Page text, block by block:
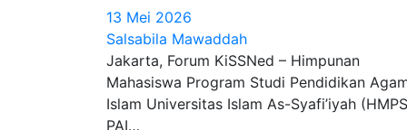
13 Mei 2026
Salsabila Mawaddah
Jakarta, Forum KiSSNed – Himpunan
Mahasiswa Program Studi Pendidikan
Islam Universitas Islam As-Syafi’iyah (HMPS
PAI…